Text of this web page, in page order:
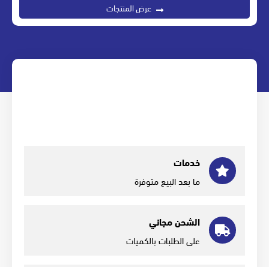
عرض المنتجات
خدمات
ما بعد البيع متوفرة
الشحن مجاني
على الطلبات بالكميات